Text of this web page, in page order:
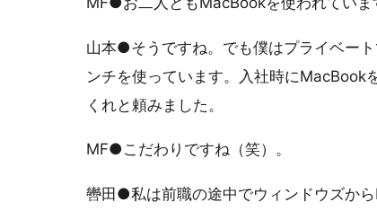
山本●そうですね。でも僕はプライベー
ンチを使っています。入社時にMacBook
くれと頼みました。
MF●こだわりですね（笑）。
轡田●私は前職の途中でウィンドウズか